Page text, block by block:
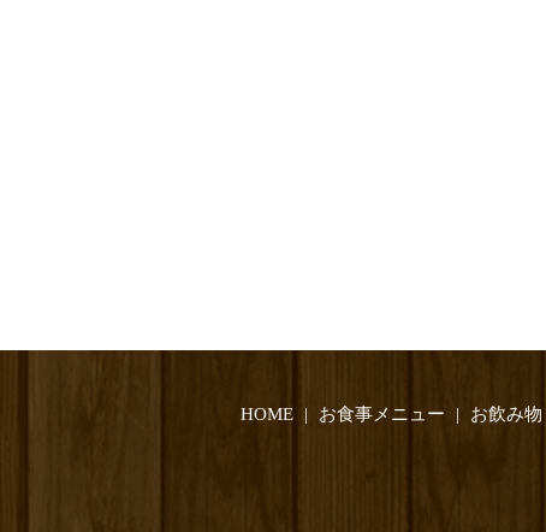
HOME お食事メニュー お飲み物